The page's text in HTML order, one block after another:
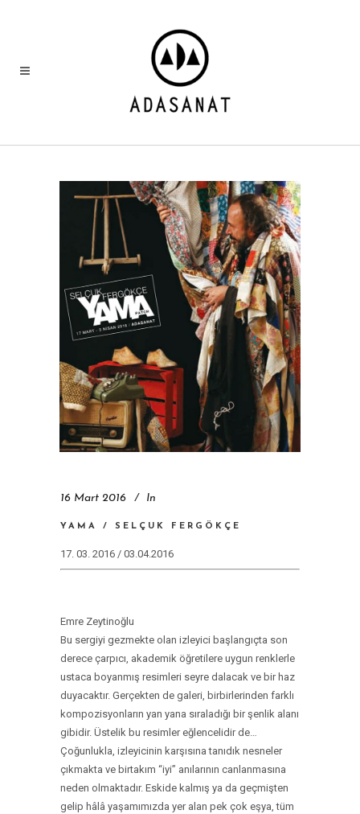
16 Mart 2016 In
YAMA / SELÇUK FERGÖKÇE
17. 03. 2016 / 03.04.2016
Emre Zeytinoğlu
Bu sergiyi gezmekte olan izleyici başlangıçta son
derece çarpıcı, akademik öğretilere uygun renklerle
ustaca boyanmış resimleri seyre dalacak ve bir haz
duyacaktır. Gerçekten de galeri, birbirlerinden farklı
kompozisyonların yan yana sıraladığı bir şenlik alanı
gibidir. Üstelik bu resimler eğlencelidir de…
Çoğunlukla, izleyicinin karşısına tanıdık nesneler
çıkmakta ve birtakım “iyi” anılarının canlanmasına
neden olmaktadır. Eskide kalmış ya da geçmişten
gelip hâlâ yaşamımızda yer alan pek çok eşya, tüm